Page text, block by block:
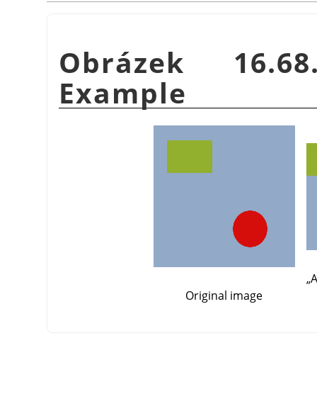
Obrázek
Example
Original image
„